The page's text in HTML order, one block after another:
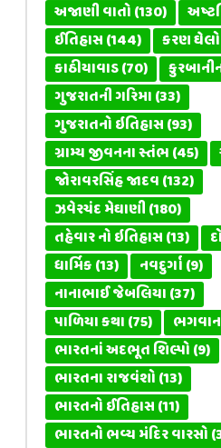
અજાણી વાતો(130)
ઈતિહાસ(144) કરણ ઘેલો
કાઠીયાવાડ(70)
ગુજરાતની ગરિમા(33)
ગુજરાતનો ઇતિહાસ(93)
ગ્રામ્ય જીવનના સ્તંભ(45)
જોરાવરસિંહ જાદવ(132)
ઝવેરચંદ મેઘાણી(180)
તહેવાર નો ઇતિહાસ(13)
ધાર્મિક(13) નવદુર્ગા(9)
નાનાભાઈ જેબલિયા(37)
પાળિયા કથા(75) ભગવાન
ભારતનાં અદભૂત શિલ્પો(9)
ભારતના રાજવંશો(13)
ભારતનો ઈતિહાસ(11)
ભારતનો ભવ્ય મંદિર વારસો